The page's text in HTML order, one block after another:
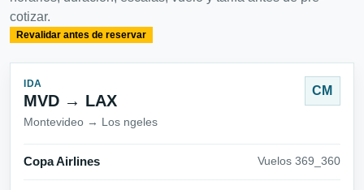
cotizar.
Revalidar antes de reservar
IDA
MVD → LAX
Montevideo → Los ngeles
CM
Copa Airlines Vuelos 369_360